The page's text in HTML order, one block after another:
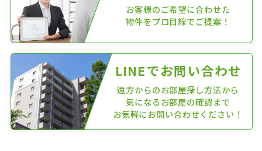
お客様のご希望に合わせた
物件をプロ目線でご提案！
LINEでお問い合わせ
遠方からのお部屋探し方法から
気になるお部屋の確認まで
お気軽にお問い合わせください！